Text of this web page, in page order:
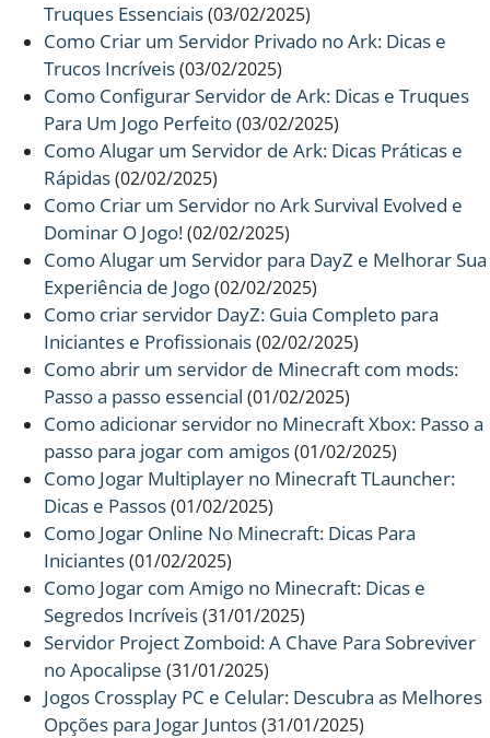
Truques Essenciais(03/02/2025)
Como Criar um Servidor Privado no Ark: Dicas e
Trucos Incríveis(03/02/2025)
Como Configurar Servidor de Ark: Dicas e Truques
Para Um Jogo Perfeito(03/02/2025)
Como Alugar um Servidor de Ark: Dicas Práticas e
Rápidas(02/02/2025)
Como Criar um Servidor no Ark Survival Evolved e
Dominar O Jogo!(02/02/2025)
Como Alugar um Servidor para DayZ e Melhorar Sua
Experiência de Jogo(02/02/2025)
Como criar servidor DayZ: Guia Completo para
Iniciantes e Profissionais(02/02/2025)
Como abrir um servidor de Minecraft com mods:
Passo a passo essencial (01/02/2025)
Como adicionar servidor no Minecraft Xbox: Passo a
passo para jogar com amigos(01/02/2025)
Como Jogar Multiplayer no Minecraft TLauncher:
Dicas e Passos(01/02/2025)
Como Jogar Online No Minecraft: Dicas Para
Iniciantes(01/02/2025)
Como Jogar com Amigo no Minecraft: Dicas e
Segredos Incríveis(31/01/2025)
Servidor Project Zomboid: A Chave Para Sobreviver
no Apocalipse (31/01/2025)
Jogos Crossplay PC e Celular: Descubra as Melhores
Opções para Jogar Juntos(31/01/2025)